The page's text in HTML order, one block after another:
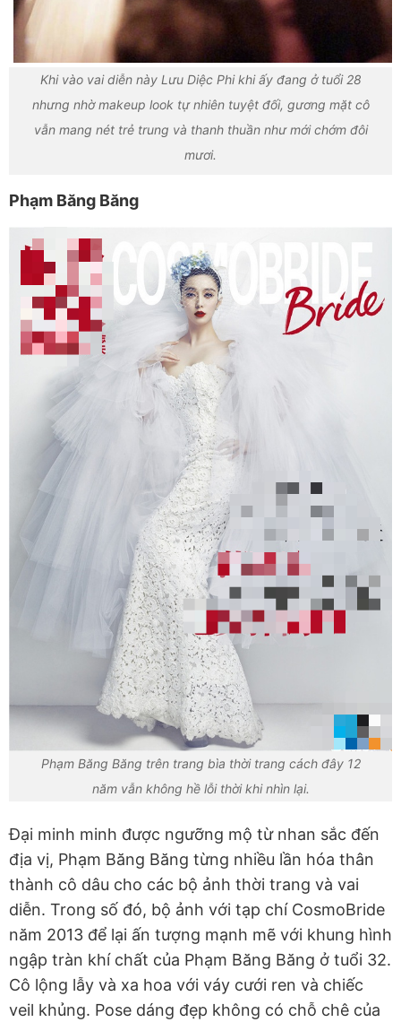
Khi vào vai diễn này Lưu Diệc Phi khi ấy đang ở tuổi 28
nhưng nhờ makeup look tự nhiên tuyệt đối, gương mặt cô
vẫn mang nét trẻ trung và thanh thuần như mới chớm đôi
mươi.
Phạm Băng Băng
Phạm Băng Băng trên trang bìa thời trang cách đây 12
năm vẫn không hề lỗi thời khi nhìn lại.
Đại minh minh được ngưỡng mộ từ nhan sắc đến
địa vị, Phạm Băng Băng từng nhiều lần hóa thân
thành cô dâu cho các bộ ảnh thời trang và vai
diễn. Trong số đó, bộ ảnh với tạp chí CosmoBride
năm 2013 để lại ấn tượng mạnh mẽ với khung hình
ngập tràn khí chất của Phạm Băng Băng ở tuổi 32.
Cô lộng lẫy và xa hoa với váy cưới ren và chiếc
veil khủng. Pose dáng đẹp không có chỗ chê của